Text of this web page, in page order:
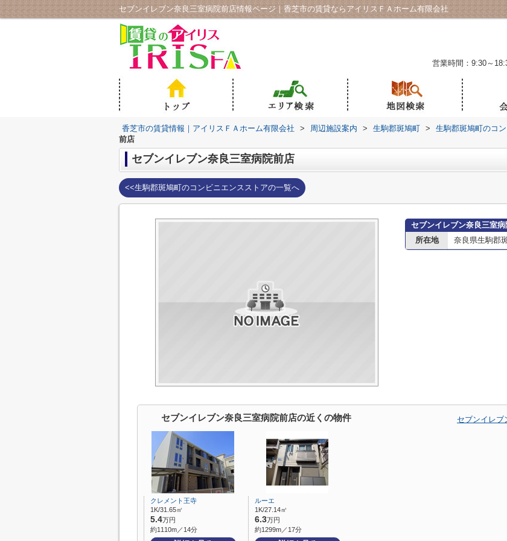
セブンイレブン奈良三室病院前店情報ページ｜香芝市の賃貸ならアイリスＦＡホーム有限会社
営業時間：9:30～
香芝市の賃貸情報｜アイリスＦＡホーム有限会社 > 周辺施設案内 > 生駒郡斑鳩町 > 生駒郡斑鳩町のコ
前店
セブンイレブン奈良三室病院前店
<<生駒郡斑鳩町のコンビニエンスストアの一覧へ
セブンイレブン奈良三室
所在地
奈良県生駒郡
セブンイレブン奈良三室病院前店の近くの物件 セブンイレブ
クレメント王寺
1K/31.65㎡
5.4万円
約1110m／14分
ルーエ
1K/27.14㎡
6.3万円
約1299m／17分